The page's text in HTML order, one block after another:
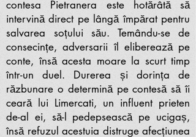
contesa Pietranera este hotărâtă să
intervină direct pe lângă împărat pentru
salvarea soțului său. Temându-se de
consecințe, adversarii îl eliberează pe
conte, însă acesta moare la scurt timp
într-un duel. Durerea și dorința de
răzbunare o determină pe contesă să îi
ceară lui Limercati, un influent prieten
de-al ei, să-l pedepsească pe ucigaș,
însă refuzul acestuia distruge afecțiunea